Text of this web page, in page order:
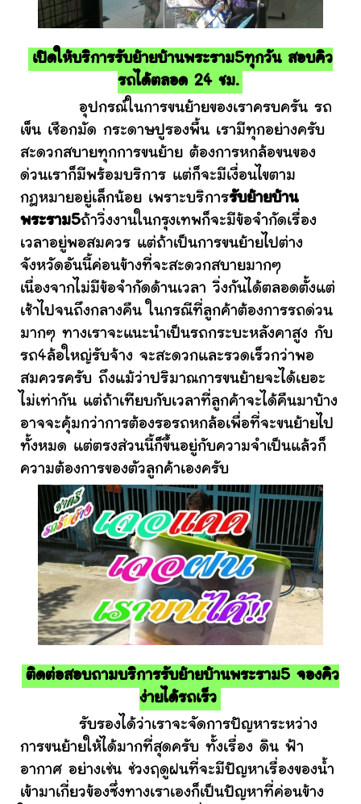
เปิดให้บริการรับย้ายบ้านพระราม5ทุกวัน สอบคิว
รถได้ตลอด 24 ชม.
อุปกรณ์ในการขนย้ายของเราครบครัน รถ
เข็น เชือกมัด กระดาษปูรองพื้น เรามีทุกอย่างครับ
สะดวกสบายทุกการขนย้าย ต้องการหกล้อขนของ
ด่วนเราก็มีพร้อมบริการ แต่ก็จะมีเงื่อนไขตาม
กฎหมายอยู่เล็กน้อย เพราะบริการรับย้ายบ้าน
พระราม5ถ้าวิ่งงานในกรุงเทพก็จะมีข้อจำกัดเรื่อง
เวลาอยู่พอสมควร แต่ถ้าเป็นการขนย้ายไปต่าง
จังหวัดอันนี้ค่อนข้างที่จะสะดวกสบายมากๆ
เนื่องจากไม่มีข้อจำกัดด้านเวลา วิ่งกันได้ตลอดตั้งแต่
เช้าไปจนถึงกลางคืน ในกรณีที่ลูกค้าต้องการรถด่วน
มากๆ ทางเราจะแนะนำเป็นรถกระบะหลังคาสูง กับ
รถ4ล้อใหญ่รับจ้าง จะสะดวกและรวดเร็วกว่าพอ
สมควรครับ ถึงแม้ว่าปริมาณการขนย้ายจะได้เยอะ
ไม่เท่ากัน แต่ถ้าเทียบกับเวลาที่ลูกค้าจะได้คืนมาบ้าง
อาจจะคุ้มกว่าการต้องรอรถหกล้อเพื่อที่จะขนย้ายไป
ทั้งหมด แต่ตรงส่วนนี้ก็ขึ้นอยู่กับความจำเป็นแล้วก็
ความต้องการของตัวลูกค้าเองครับ
ติดต่อสอบถามบริการรับย้ายบ้านพระราม5 จองคิว
ง่ายได้รถเร็ว
รับรองได้ว่าเราจะจัดการปัญหาระหว่าง
การขนย้ายให้ได้มากที่สุดครับ ทั้งเรื่อง ดิน ฟ้า
อากาศ อย่างเช่น ช่วงฤดูฝนที่จะมีปัญหาเรื่องของน้ำ
เข้ามาเกี่ยวข้องซึ่งทางเราเองก็เป็นปัญหาที่ค่อนข้าง